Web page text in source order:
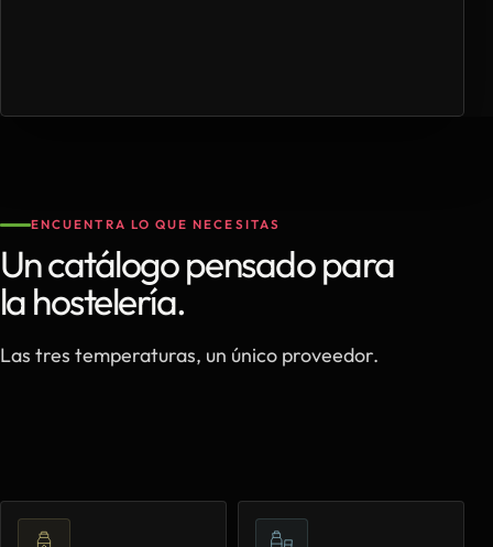
ENCUENTRA LO QUE NECESITAS
Un catálogo pensado para
la hostelería.
Las tres temperaturas, un único proveedor.